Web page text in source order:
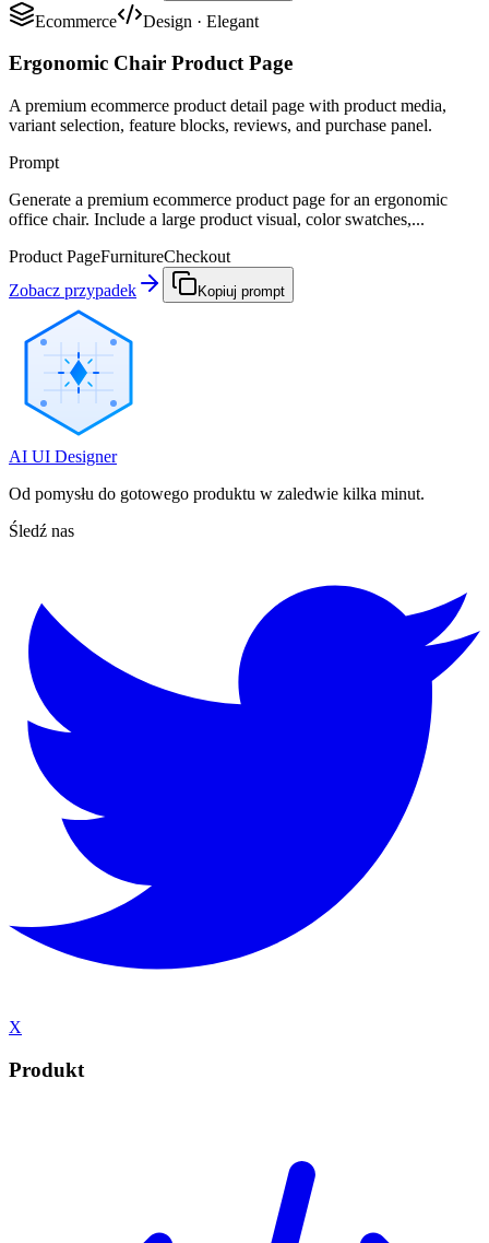
Ecommerce Design · Elegant
Ergonomic Chair Product Page
A premium ecommerce product detail page with product media,
variant selection, feature blocks, reviews, and purchase panel.
Prompt
Generate a premium ecommerce product page for an ergonomic
office chair. Include a large product visual, color swatches,...
Product PageFurnitureCheckout
Zobacz przypadek
Kopiuj prompt
AI UI Designer
Od pomysłu do gotowego produktu w zaledwie kilka minut.
Śledź nas
X
Produkt